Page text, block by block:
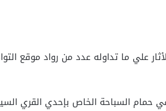
علي ما تداوله عدد من رواد موقع
حمام السباحة الخاص بإحدي القري